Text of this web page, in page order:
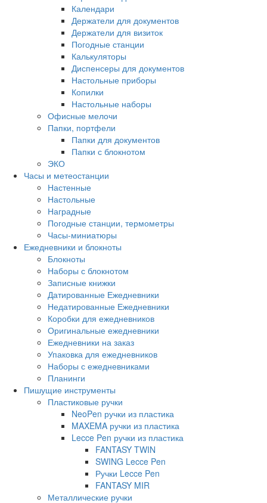
Календари
Держатели для документов
Держатели для визиток
Погодные станции
Калькуляторы
Диспенсеры для документов
Настольные приборы
Копилки
Настольные наборы
Офисные мелочи
Папки, портфели
Папки для документов
Папки с блокнотом
ЭКО
Часы и метеостанции
Настенные
Настольные
Наградные
Погодные станции, термометры
Часы-миниатюры
Ежедневники и блокноты
Блокноты
Наборы с блокнотом
Записные книжки
Датированные Ежедневники
Недатированные Ежедневники
Коробки для ежедневников
Оригинальные ежедневники
Ежедневники на заказ
Упаковка для ежедневников
Наборы с ежедневниками
Планинги
Пишущие инструменты
Пластиковые ручки
NeoPen ручки из пластика
MAXEMA ручки из пластика
Lecce Pen ручки из пластика
FANTASY TWIN
SWING Lecce Pen
Ручки Lecce Pen
FANTASY MIR
Металлические ручки